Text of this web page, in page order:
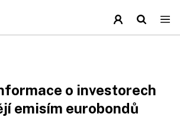
o investorech
emisím eurobondů